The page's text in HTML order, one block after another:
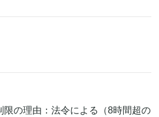
の理由：法令による（8時間超の